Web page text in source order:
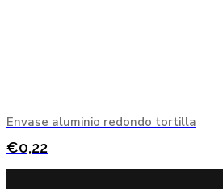
Envase aluminio redondo tortilla
€0,22